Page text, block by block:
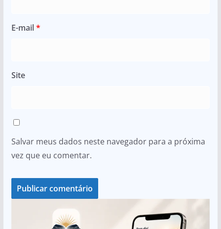
E-mail*
Site
Salvar meus dados neste navegador para a próxima
vez que eu comentar.